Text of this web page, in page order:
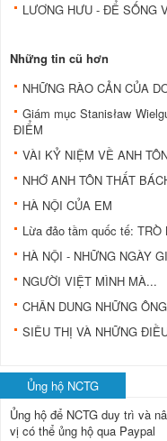
LƯƠNG HƯU - ĐỂ SỐNG
Những tin cũ hơn
NHỮNG RÀO CẢN CỦA
Giám mục Stanisław
ĐIỂM
VÀI KỶ NIỆM VỀ ANH
NHỚ ANH TÔN THẤT
HÀ NỘI CỦA EM
Lừa đảo tầm quốc tế:
HÀ NỘI - NHỮNG NGÀY
NGƯỜI VIỆT MÌNH MÀ...
CHÂN DUNG NHỮNG
SIÊU THỊ VÀ NHỮNG
Ủng hộ NCTG
Ủng hộ để NCTG duy trì và
vị có thể ủng hộ qua Paypal